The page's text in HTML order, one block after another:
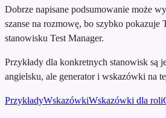
Dobrze napisane podsumowanie może
szanse na rozmowę, bo szybko pokazuje
stanowisku Test Manager.
Przykłady dla konkretnych stanowisk są
angielsku, ale generator i wskazówki na
PrzykładyWskazówkiWskazówki dla roli